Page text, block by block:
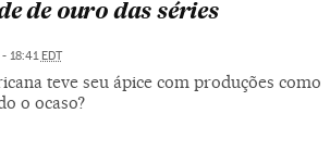
de ouro das séries
18:41EDT
teve seu ápice com produções como
o ocaso?